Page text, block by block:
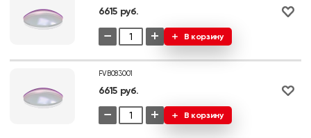
6615 руб.
− + В корзину
FVB083001
6615 руб.
− + В корзину